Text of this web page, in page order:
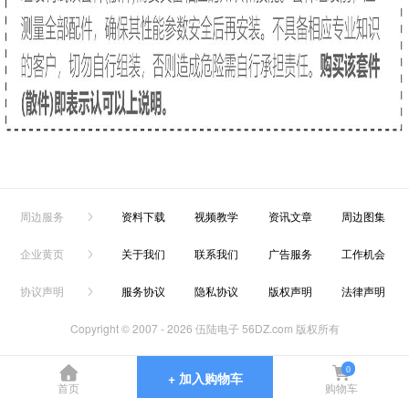
首页
+ 加入购物车 0
购物车
周边服务 资料下载 视频教学 资讯文章 周边图集
企业黄页 关于我们 联系我们 广告服务 工作机会
协议声明 服务协议 隐私协议 版权声明 法律声明
Copyright © 2007 -2026 伍陆电子 56DZ.com 版权所有